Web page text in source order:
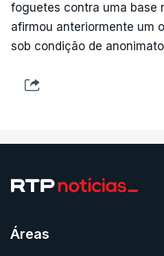
foguetes contra uma base
afirmou anteriormente um
sob condição de
Áreas